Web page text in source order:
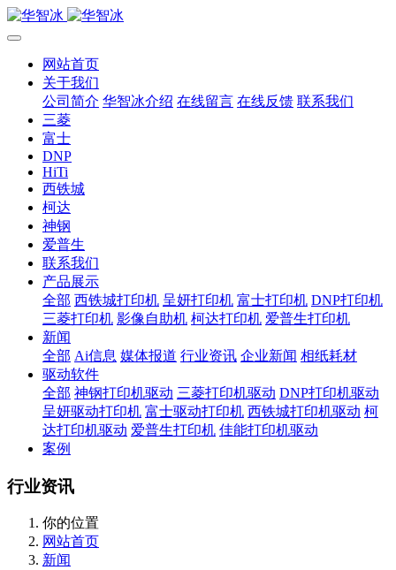
网站首页
关于我们
公司简介 华智冰介绍 在线留言 在线反馈 联系我们
三菱
富士
DNP
HiTi
西铁城
柯达
神钢
爱普生
联系我们
产品展示
全部 西铁城打印机 呈妍打印机 富士打印机 DNP打印机
三菱打印机 影像自助机 柯达打印机 爱普生打印机
新闻
全部 Ai信息 媒体报道 行业资讯 企业新闻 相纸耗材
驱动软件
全部 神钢打印机驱动 三菱打印机驱动 DNP打印机驱动
呈妍驱动打印机 富士驱动打印机 西铁城打印机驱动 柯
达打印机驱动 爱普生打印机 佳能打印机驱动
案例
行业资讯
你的位置
网站首页
新闻